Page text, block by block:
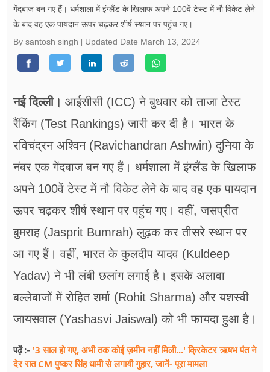
वीडियो
रिलेशनशिप
जीवन मंत्रा
फूड
सेहत
ब्‍यूटी
जॉब्स
शिक्षा
अन्य खबरें
गेंदबाज बन गए हैं। धर्मशाला में इंग्लैंड के खिलाफ अपने 100वें टेस्ट में नौ विकेट लेने
के बाद वह एक पायदान ऊपर चढ़कर शीर्ष स्थान पर पहुंच गए।
By santosh singh
Updated Date March 13, 2024
नई दिल्ली। आईसीसी (ICC) ने बुधवार को ताजा टेस्ट
रैंकिंग (Test Rankings) जारी कर दी है। भारत के
रविचंद्रन अश्विन (Ravichandran Ashwin) दुनिया के
नंबर एक गेंदबाज बन गए हैं। धर्मशाला में इंग्लैंड के खिलाफ
अपने 100वें टेस्ट में नौ विकेट लेने के बाद वह एक पायदान
ऊपर चढ़कर शीर्ष स्थान पर पहुंच गए। वहीं, जसप्रीत
बुमराह (Jasprit Bumrah) लुढ़क कर तीसरे स्थान पर
आ गए हैं। वहीं, भारत के कुलदीप यादव (Kuldeep
Yadav) ने भी लंबी छलांग लगाई है। इसके अलावा
बल्लेबाजों में रोहित शर्मा (Rohit Sharma) और यशस्वी
जायसवाल (Yashasvi Jaiswal) को भी फायदा हुआ है।
पढ़ें :- '3 साल हो गए, अभी तक कोई ज़मीन नहीं मिली...' क्रिकेटर ऋषभ पंत ने
देर रात CM पुष्कर सिंह धामी से लगायी गुहार, जानें- पूरा मामला